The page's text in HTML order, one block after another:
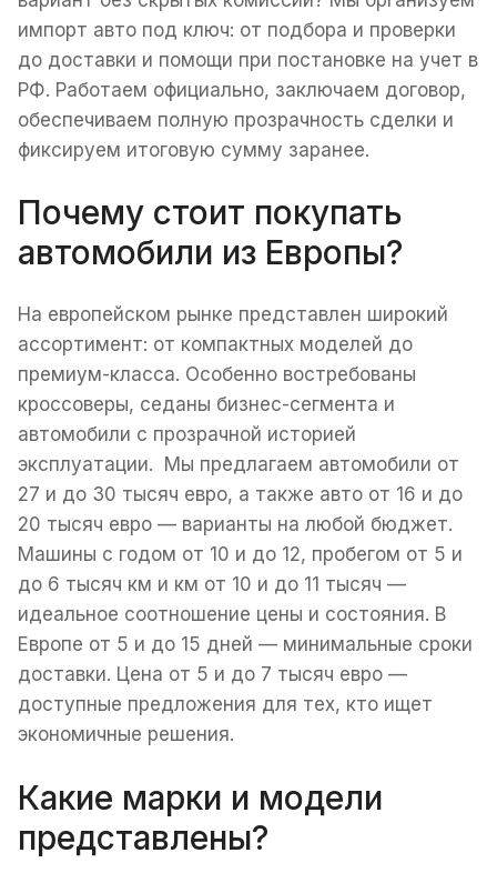
импорт авто под ключ: от подбора и проверки
до доставки и помощи при постановке на учет в
РФ. Работаем официально, заключаем договор,
обеспечиваем полную прозрачность сделки и
фиксируем итоговую сумму заранее.
Почему стоит покупать
автомобили из Европы?
На европейском рынке представлен широкий
ассортимент: от компактных моделей до
премиум-класса. Особенно востребованы
кроссоверы, седаны бизнес-сегмента и
автомобили с прозрачной историей
эксплуатации. Мы предлагаем автомобили от
27 и до 30 тысяч евро, а также авто от 16 и до
20 тысяч евро — варианты на любой бюджет.
Машины с годом от 10 и до 12, пробегом от 5 и
до 6 тысяч км и км от 10 и до 11 тысяч —
идеальное соотношение цены и состояния. В
Европе от 5 и до 15 дней — минимальные сроки
доставки. Цена от 5 и до 7 тысяч евро —
доступные предложения для тех, кто ищет
экономичные решения.
Какие марки и модели
представлены?